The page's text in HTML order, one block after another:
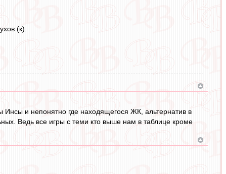
(к).
Инсы и непонятно где находящегося ЖК, альтернатив в
Ведь все игры с теми кто выше нам в таблице кроме